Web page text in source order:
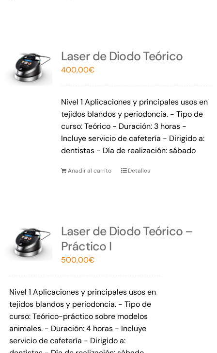
Laser de Diodo Teórico
400,00€
Nivel 1 Aplicaciones y principales usos en
tejidos blandos y periodoncia. - Tipo de
curso: Teórico - Duración: 3 horas -
Incluye servicio de cafetería - Dirigido a:
dentistas - Día de realización: sábado
Añadir al carrito Detalles
Laser de Diodo Teórico –
Práctico I
500,00€
Nivel 1 Aplicaciones y principales usos en
tejidos blandos y periodoncia. - Tipo de
curso: Teórico-práctico sobre modelos
animales. - Duración: 4 horas - Incluye
servicio de cafetería - Dirigido a: